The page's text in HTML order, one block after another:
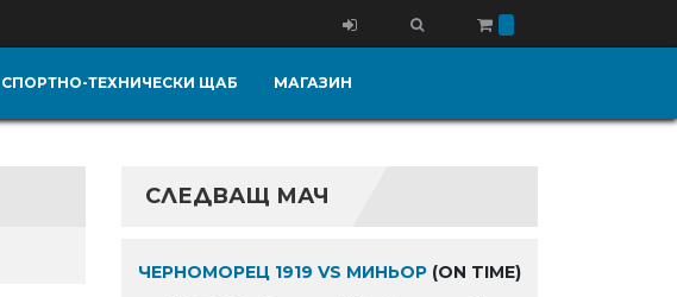
СПОРТНО-ТЕХНИЧЕСКИ ЩАБ МАГАЗИН
СЛЕДВАЩ МАЧ
ЧЕРНОМОРЕЦ 1919 VS МИНЬОР (ON TIME)